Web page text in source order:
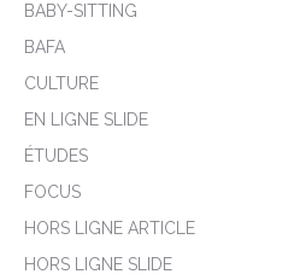
BABY-SITTING
BAFA
CULTURE
EN LIGNE SLIDE
ÉTUDES
FOCUS
HORS LIGNE ARTICLE
HORS LIGNE SLIDE